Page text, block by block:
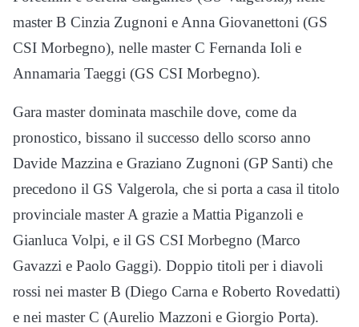
master B Cinzia Zugnoni e Anna Giovanettoni (GS
CSI Morbegno), nelle master C Fernanda Ioli e
Annamaria Taeggi (GS CSI Morbegno).
Gara master dominata maschile dove, come da
pronostico, bissano il successo dello scorso anno
Davide Mazzina e Graziano Zugnoni (GP Santi) che
precedono il GS Valgerola, che si porta a casa il titolo
provinciale master A grazie a Mattia Piganzoli e
Gianluca Volpi, e il GS CSI Morbegno (Marco
Gavazzi e Paolo Gaggi). Doppio titoli per i diavoli
rossi nei master B (Diego Carna e Roberto Rovedatti)
e nei master C (Aurelio Mazzoni e Giorgio Porta).